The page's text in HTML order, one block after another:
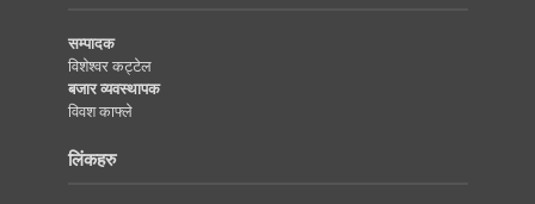
सम्पादक
विशेश्वर कट्टेल
बजार व्यवस्थापक
विवश काफ्ले
लिंकहरु